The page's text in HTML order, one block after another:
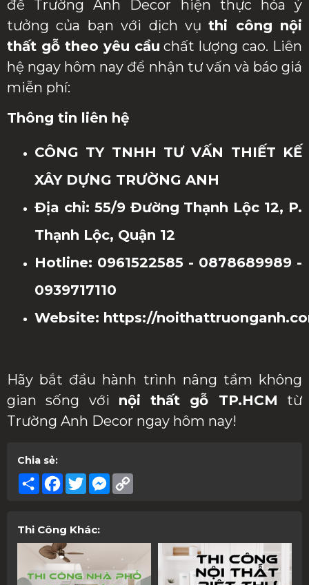
để Trường Anh Decor hiện thực hóa ý
tưởng của bạn với dịch vụthi công nội
thất gỗ theo yêu cầu chất lượng cao. Liên
hệ ngay hôm nay để nhận tư vấn và báo giá
miễn phí:
Thông tin liên hệ
CÔNG TY TNHH TƯ VẤN THIẾT KẾ
XÂY DỰNG TRƯỜNG ANH
Địa chỉ: 55/9 Đường Thạnh Lộc 12, P.
Thạnh Lộc, Quận 12
Hotline: 0961522585 - 0878689989 -
0939717110
Website: https://
Hãy bắt đầu hành trình nâng tầm không
gian sống với nội thất gỗ TP.HCM từ
Trường Anh Decor ngay hôm nay!
Chia sẻ:
ShareFacebook
TwitterMessenger
Thi Công Khác: